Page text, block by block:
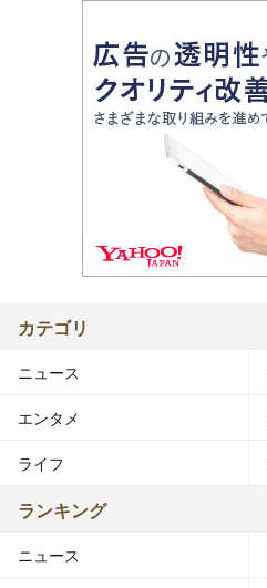
カテゴリ
ニュース
エンタメ
ライフ
ランキング
ニュース